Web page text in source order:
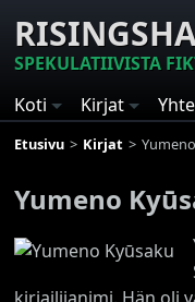
SPEKULATIIVISTA
Koti
Kirjat
Etusivu Kirjat
Yumeno
kirjailijanimi. Hän oli